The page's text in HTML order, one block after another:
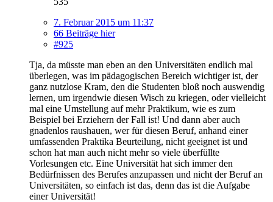
7. Februar 2015 um 11:37
66 Beiträge hier
#925
Tja, da müsste man eben an den Universitäten endlich mal
überlegen, was im pädagogischen Bereich wichtiger ist, der
ganz nutzlose Kram, den die Studenten bloß noch auswendig
lernen, um irgendwie diesen Wisch zu kriegen, oder vielleicht
mal eine Umstellung auf mehr Praktikum, wie es zum
Beispiel bei Erziehern der Fall ist! Und dann aber auch
gnadenlos raushauen, wer für diesen Beruf, anhand einer
umfassenden Praktika Beurteilung, nicht geeignet ist und
schon hat man auch nicht mehr so viele überfüllte
Vorlesungen etc. Eine Universität hat sich immer den
Bedürfnissen des Berufes anzupassen und nicht der Beruf an
Universitäten, so einfach ist das, denn das ist die Aufgabe
einer Universität!